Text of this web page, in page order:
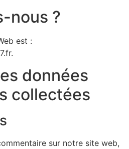
nous ?
est :
données
collectées
sur notre site web,